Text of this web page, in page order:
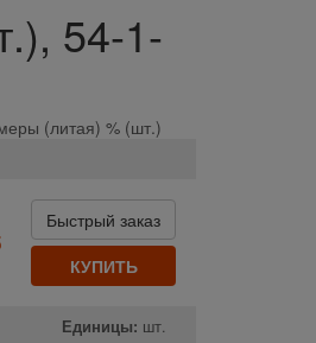
54-1-
(литая) % (шт.)
Быстрый заказ
КУПИТЬ
Единицы: шт.